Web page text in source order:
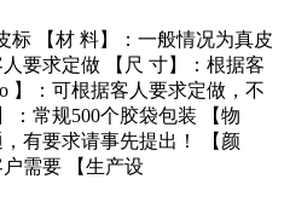
标 【材 料】：一般情况为真皮
要求定做 【尺 寸】：根据客
】：可根据客人要求定做，不
：常规500个胶袋包装 【物
有要求请事先提出！ 【颜
需要 【生产设